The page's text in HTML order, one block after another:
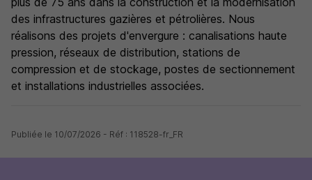
des infrastructures gazières et pétrolières. Nous
réalisons des projets d'envergure : canalisations haute
pression, réseaux de distribution, stations de
compression et de stockage, postes de sectionnement
et installations industrielles associées.
Publiée le 10/07/2026 - Réf : 118528-fr_FR